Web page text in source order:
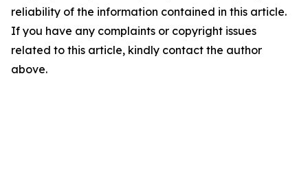
reliability of the information contained in this article.
If you have any complaints or copyright issues
related to this article, kindly contact the author
above.